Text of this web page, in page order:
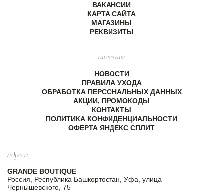
ВАКАНСИИ
КАРТА САЙТА
МАГАЗИНЫ
РЕКВИЗИТЫ
полезное
НОВОСТИ
ПРАВИЛА УХОДА
ОБРАБОТКА ПЕРСОНАЛЬНЫХ ДАННЫХ
АКЦИИ, ПРОМОКОДЫ
КОНТАКТЫ
ПОЛИТИКА КОНФИДЕНЦИАЛЬНОСТИ
ОФЕРТА ЯНДЕКС СПЛИТ
адреса
GRANDE BOUTIQUE
Россия, Республика Башкортостан, Уфа, улица
Чернышевского, 75